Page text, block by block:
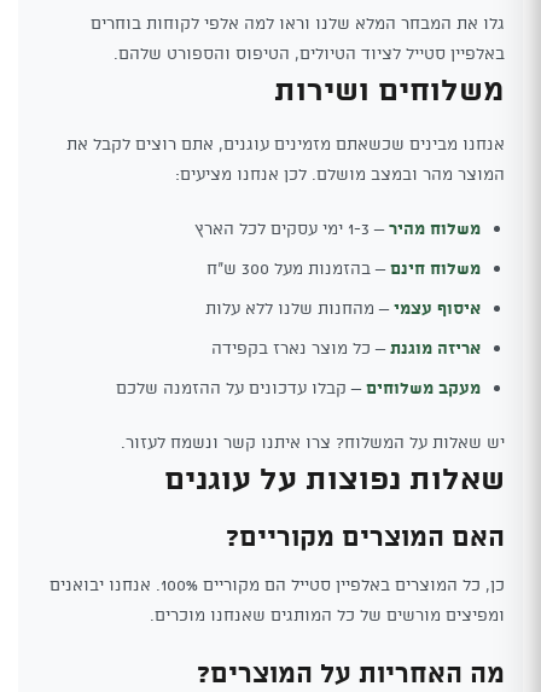
גלו את המבחר המלא שלנו וראו למה אלפי לקוחות בוחרים
באלפיין סטייל לציוד הטיולים, הטיפוס והספורט שלהם.
משלוחים ושירות
אנחנו מבינים שכשאתם מזמינים עוגנים, אתם רוצים לקבל את
המוצר מהר ובמצב מושלם. לכן אנחנו מציעים:
משלוח מהיר– 1-3 ימי עסקים לכל הארץ
משלוח חינם– בהזמנות מעל 300 ש"ח
איסוף עצמי– מהחנות שלנו ללא עלות
אריזה מוגנת– כל מוצר נארז בקפידה
מעקב משלוחים– קבלו עדכונים על ההזמנה שלכם
יש שאלות על המשלוח? צרו איתנו קשר ונשמח לעזור.
שאלות נפוצות על עוגנים
האם המוצרים מקוריים?
כן, כל המוצרים באלפיין סטייל הם מקוריים 100%. אנחנו יבואנים
ומפיצים מורשים של כל המותגים שאנחנו מוכרים.
מה האחריות על המוצרים?